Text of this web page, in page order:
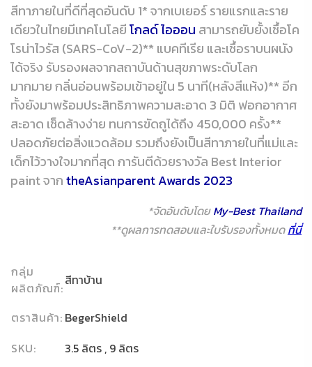
สีทาภายในที่ดีที่สุดอันดับ 1* จากเบเยอร์ รายแรกและราย
เดียวในไทยมีเทคโนโลยีโกลด์ ไอออน สามารถยับยั้งเชื้อโค
โรน่าไวรัส (SARS-CoV-2)** แบคทีเรีย และเชื้อราบนผนัง
ได้จริง รับรองผลจากสถาบันด้านสุขภาพระดับโลก
มากมาย กลิ่นอ่อนพร้อมเข้าอยู่ใน 5 นาที(หลังสีแห้ง)** อีก
ทั้งยังมาพร้อมประสิทธิภาพความสะอาด 3 มิติ ฟอกอากาศ
สะอาด เช็ดล้างง่าย ทนการขัดถูได้ถึง 450,000 ครั้ง**
ปลอดภัยต่อสิ่งแวดล้อม รวมถึงยังเป็นสีทาภายในที่แม่และ
เด็กไว้วางใจมากที่สุด การันตีด้วยรางวัล Best Interior
paint จากtheAsianparent Awards 2023
*จัดอันดับโดยMy-Best Thailand
**ดูผลการทดสอบและใบรับรองทั้งหมดที่นี่
กลุ่ม
ผลิตภัณฑ์:สีทาบ้าน
ตราสินค้า: BegerShield
SKU:
3.5 ลิตร , 9 ลิตร